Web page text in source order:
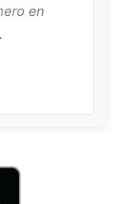
en